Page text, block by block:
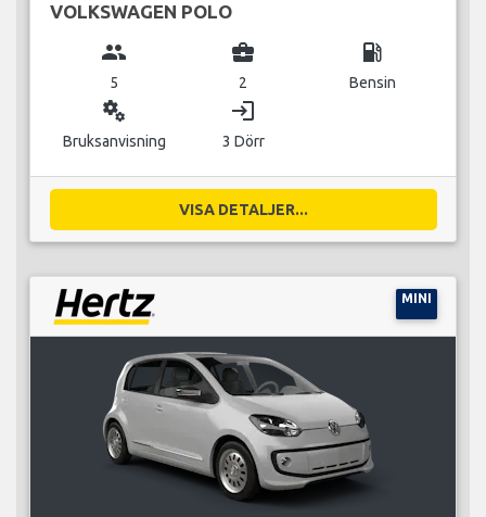
VOLKSWAGEN POLO
group
5
business_center
2
local_gas_station
Bensin
miscellaneous_services
Bruksanvisning
login
3 Dörr
VISA DETALJER...
MINI